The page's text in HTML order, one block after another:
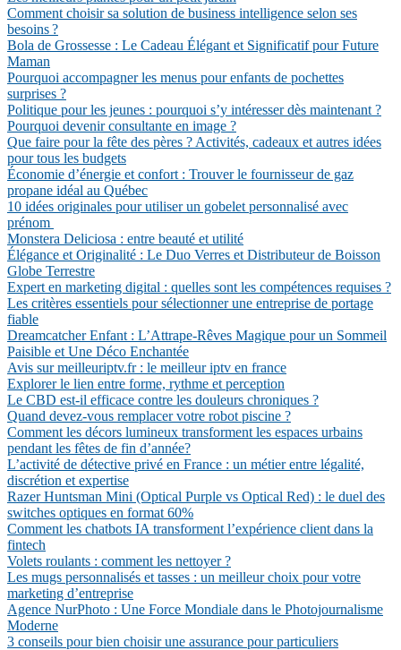
Comment choisir sa solution de business intelligence selon ses
besoins ?
Bola de Grossesse : Le Cadeau Élégant et Significatif pour Future
Maman
Pourquoi accompagner les menus pour enfants de pochettes
surprises ?
Politique pour les jeunes : pourquoi s’y intéresser dès maintenant ?
Pourquoi devenir consultante en image ?
Que faire pour la fête des pères ? Activités, cadeaux et autres idées
pour tous les budgets
Économie d’énergie et confort : Trouver le fournisseur de gaz
propane idéal au Québec
10 idées originales pour utiliser un gobelet personnalisé avec
prénom
Monstera Deliciosa : entre beauté et utilité
Élégance et Originalité : Le Duo Verres et Distributeur de Boisson
Globe Terrestre
Expert en marketing digital : quelles sont les compétences requises ?
Les critères essentiels pour sélectionner une entreprise de portage
fiable
Dreamcatcher Enfant : L’Attrape-Rêves Magique pour un Sommeil
Paisible et Une Déco Enchantée
Avis sur meilleuriptv.fr : le meilleur iptv en france
Explorer le lien entre forme, rythme et perception
Le CBD est-il efficace contre les douleurs chroniques ?
Quand devez-vous remplacer votre robot piscine ?
Comment les décors lumineux transforment les espaces urbains
pendant les fêtes de fin d’année?
L’activité de détective privé en France : un métier entre légalité,
discrétion et expertise
Razer Huntsman Mini (Optical Purple vs Optical Red) : le duel des
switches optiques en format 60%
Comment les chatbots IA transforment l’expérience client dans la
fintech
Volets roulants : comment les nettoyer ?
Les mugs personnalisés et tasses : un meilleur choix pour votre
marketing d’entreprise
Agence NurPhoto : Une Force Mondiale dans le Photojournalisme
Moderne
3 conseils pour bien choisir une assurance pour particuliers